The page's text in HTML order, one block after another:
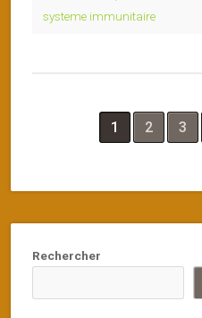
systeme immunitaire
1 2 3
Rechercher